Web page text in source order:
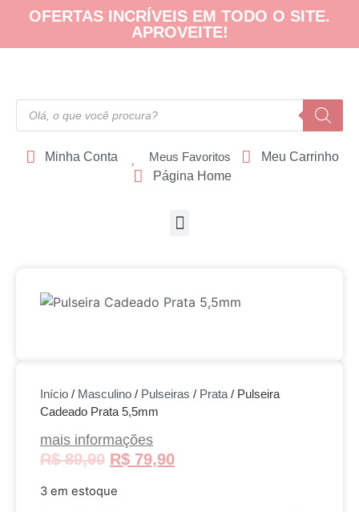
OFERTAS INCRÍVEIS EM TODO O SITE.
APROVEITE!
Minha Conta Meus Favoritos
Meu Carrinho
Página Home
Início / Masculino / Pulseiras / Prata / Pulseira
Cadeado Prata 5,5mm
mais informações
R$89,90 R$ 79,90
3 em estoque